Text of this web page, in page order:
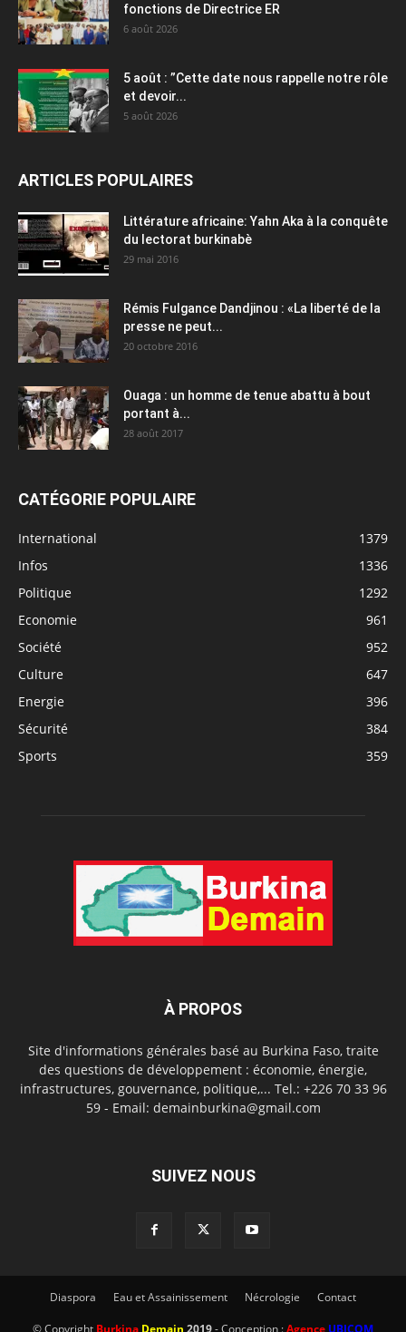
fonctions de Directrice ER
6 août 2026
5 août : ”Cette date nous rappelle notre rôle
et devoir...
5 août 2026
ARTICLES POPULAIRES
Littérature africaine: Yahn Aka à la conquête
du lectorat burkinabè
29 mai 2016
Rémis Fulgance Dandjinou : «La liberté de la
presse ne peut...
20 octobre 2016
Ouaga : un homme de tenue abattu à bout
portant à...
28 août 2017
CATÉGORIE POPULAIRE
International
1379
Infos
1336
Politique
1292
Economie
961
Société
952
Culture
647
Energie
396
Sécurité
384
Sports
359
À PROPOS
Site d'informations générales basé au Burkina Faso, traite
des questions de développement : économie, énergie,
infrastructures, gouvernance, politique,... Tel.: +226 70 33 96
59 - Email: demainburkina@gmail.com
SUIVEZ NOUS
Diaspora Eau et Assainissement Nécrologie Contact